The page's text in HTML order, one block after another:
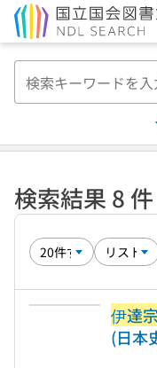
検索結果 8 件
伊達
(日本